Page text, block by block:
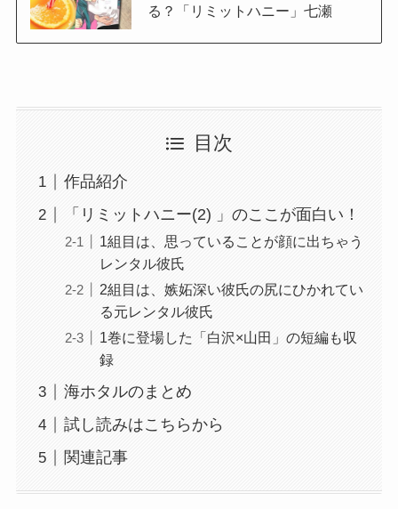
る？「リミットハニー」七瀬
目次
作品紹介
「リミットハニー(2) 」のここが面白い！
1組目は、思っていることが顔に出ちゃう
レンタル彼氏
2組目は、嫉妬深い彼氏の尻にひかれてい
る元レンタル彼氏
1巻に登場した「白沢×山田」の短編も収
録
海ホタルのまとめ
試し読みはこちらから
関連記事